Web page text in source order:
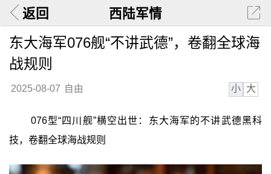
返回 西陆军情
东大海军076舰“不讲武德”，卷翻全球海
战规则
2025-08-07 自由 小 大
076型“四川舰”横空出世：东大海军的不讲武德黑科
技，卷翻全球海战规则